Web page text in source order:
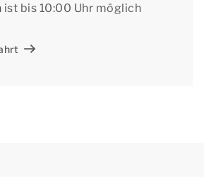
und Abbildungen
ist bis 10:00 Uhr möglich